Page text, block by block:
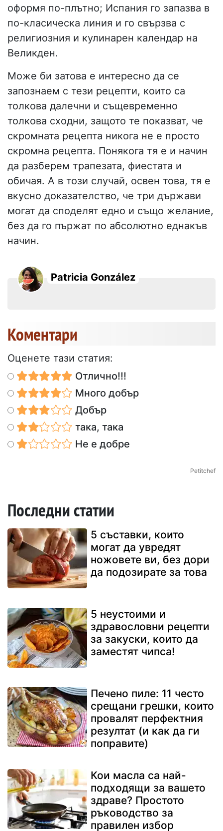
оформя по-плътно; Испания го запазва в
по-класическа линия и го свързва с
религиозния и кулинарен календар на
Великден.
Може би затова е интересно да се
запознаем с тези рецепти, които са
толкова далечни и същевременно
толкова сходни, защото те показват, че
скромната рецепта никога не е просто
скромна рецепта. Понякога тя е и начин
да разберем трапезата, фиестата и
обичая. А в този случай, освен това, тя е
вкусно доказателство, че три държави
могат да споделят едно и също желание,
без да го пържат по абсолютно еднакъв
начин.
Patricia González
Коментари
Оценете тази статия:
Отлично!!!
Много добър
Добър
така, така
Не е добре
Petitchef
Последни статии
5 съставки, които
могат да увредят
ножовете ви, без дори
да подозирате за това
5 неустоими и
здравословни рецепти
за закуски, които да
заместят чипса!
Печено пиле: 11 често
срещани грешки, които
провалят перфектния
резултат (и как да ги
поправите)
Кои масла са най-
подходящи за вашето
здраве? Простото
ръководство за
правилен избор